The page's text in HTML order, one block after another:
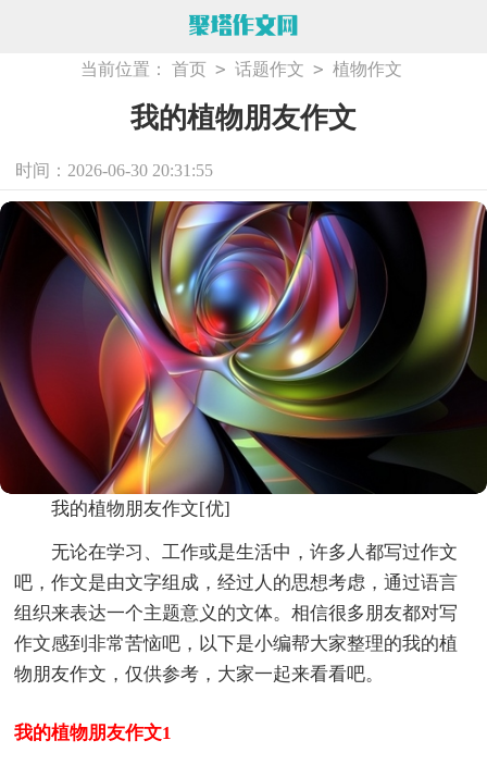
当前位置： 首页 > 话题作文 > 植物作文
我的植物朋友作文
时间：2026-06-30 20:31:55
我的植物朋友作文[优]
无论在学习、工作或是生活中，许多人都写过作文
吧，作文是由文字组成，经过人的思想考虑，通过语言
组织来表达一个主题意义的文体。相信很多朋友都对写
作文感到非常苦恼吧，以下是小编帮大家整理的我的植
物朋友作文，仅供参考，大家一起来看看吧。
我的植物朋友作文1